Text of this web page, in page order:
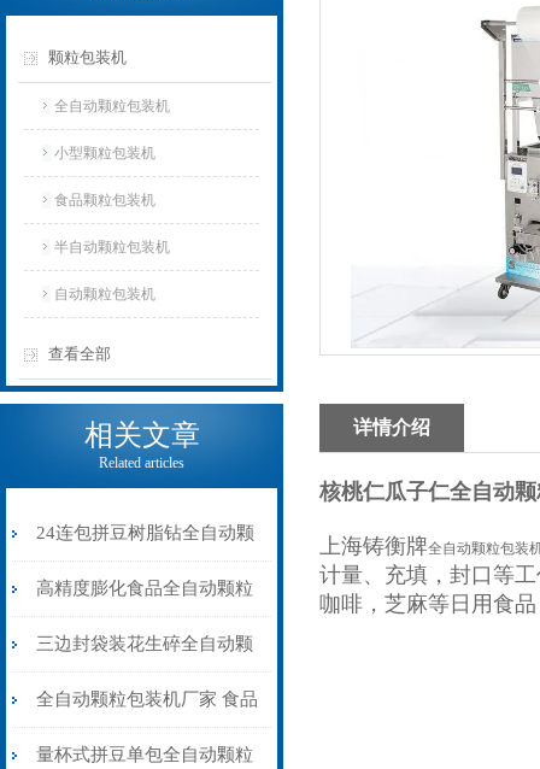
颗粒包装机
全自动颗粒包装机
小型颗粒包装机
食品颗粒包装机
半自动颗粒包装机
自动颗粒包装机
查看全部
相关文章
Related articles
24连包拼豆树脂钻全自动颗
粒包装机高精度防静电
高精度膨化食品全自动颗粒
包装机15-35克\包
三边封袋装花生碎全自动颗
粒包装机1000克\包
全自动颗粒包装机厂家 食品
大米小米白糖食盐包装机
量杯式拼豆单包全自动颗粒
详情介绍
核桃仁瓜子仁全自动
上海铸衡牌全自动颗粒包装
计量、充填，封口等
咖啡，芝麻等日用食